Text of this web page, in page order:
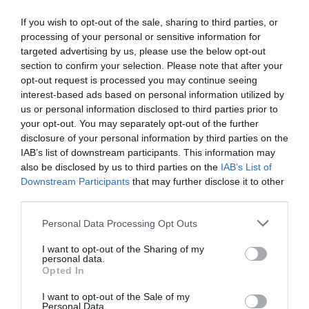
If you wish to opt-out of the sale, sharing to third parties, or
processing of your personal or sensitive information for
targeted advertising by us, please use the below opt-out
section to confirm your selection. Please note that after your
opt-out request is processed you may continue seeing
interest-based ads based on personal information utilized by
us or personal information disclosed to third parties prior to
your opt-out. You may separately opt-out of the further
disclosure of your personal information by third parties on the
IAB’s list of downstream participants. This information may
also be disclosed by us to third parties on the IAB’s List of
Downstream Participants that may further disclose it to other
Personal Data Processing Opt Outs
I want to opt-out of the Sharing of my
personal data.
Opted In
I want to opt-out of the Sale of my
Personal Data.
"Hagamos una cosa bastante similar a Wallapop",
explica entre sonrisas a un palmo de Miguel
Vicente. La semana pasadalas dos compañías
anunciaban el acuerdo para ir de la mano a
atacar el mercado de los Estados Unidos.
Seguramente por eso todo el mundo ríe cuando
Vicente exclama que se tapará los ojos "para no
ver nada" del que están haciendo los trabajadores
que todavía corren por la oficina de LetGo.
Una partida a la PlayStation? A la oficina de LetGo
posible. PGF
"Cuando nos explicaron el proyecto nossumamos